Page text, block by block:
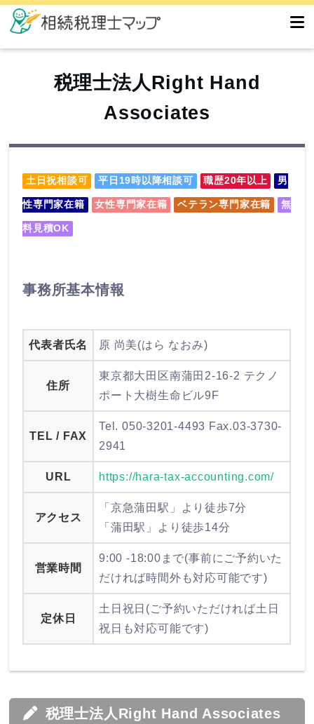
税理士法人Right Hand
Associates
土日祝相談可 平日19時以降相談可 職歴20年以上 男
性専門家在籍 女性専門家在籍 ベテラン専門家在籍 無
料見積OK
事務所基本情報
代表者氏名 原 尚美(はら なおみ)
住所
東京都大田区南蒲田2-16-2 テクノ
ポート大樹生命ビル9F
TEL / FAX
Tel. 050-3201-4493 Fax.03-3730-
2941
URL https://hara-tax-accounting.com/
アクセス
「京急蒲田駅」より徒歩7分
「蒲田駅」より徒歩14分
営業時間
9:00 -18:00まで(事前にご予約いた
だければ時間外も対応可能です)
定休日
土日祝日(ご予約いただければ土日
祝日も対応可能です)
税理士法人Right Hand Associates